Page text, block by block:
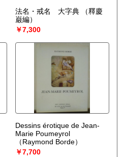
法名・戒名 大字典
（釋慶
巌編）
￥7,300
Dessins érotique de Jean-
Marie Poumeyrol
（Raymond Borde）
￥7,700